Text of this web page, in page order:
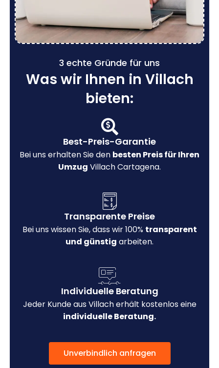
3 echte Gründe für uns
Was wir Ihnen in Villach
bieten:
Best-Preis-Garantie
Bei uns erhalten Sie den besten Preis für Ihren
Umzug Villach Cartagena.
Transparente Preise
Bei uns wissen Sie, dass wir 100% transparent
und günstig arbeiten.
Individuelle Beratung
Jeder Kunde aus Villach erhält kostenlos eine
individuelle Beratung.
Unverbindlich anfragen